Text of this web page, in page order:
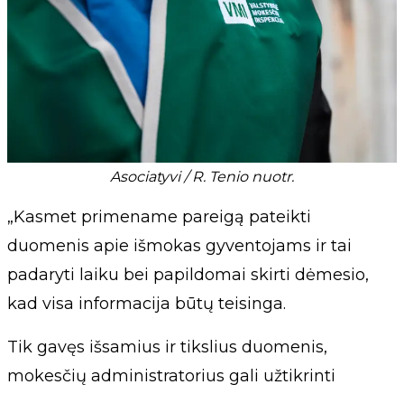
Asociatyvi / R. Tenio nuotr.
„Kasmet primename pareigą pateikti
duomenis apie išmokas gyventojams ir tai
padaryti laiku bei papildomai skirti dėmesio,
kad visa informacija būtų teisinga.
Tik gavęs išsamius ir tikslius duomenis,
mokesčių administratorius gali užtikrinti